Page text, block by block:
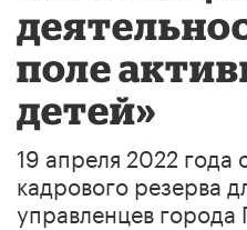
поле
детей»
19 апреля 2022
кадрового резерва
управленцев города